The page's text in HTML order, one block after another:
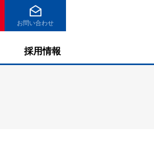
お問い合わせ
採用情報